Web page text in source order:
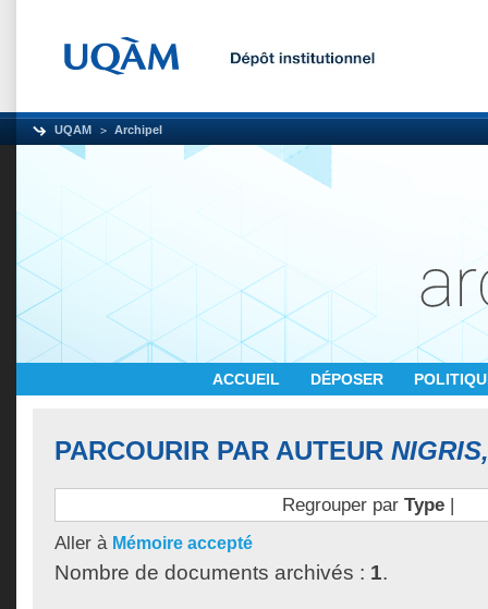
UQAM Archipel
ACCUEIL DÉPOSER
PARCOURIR PAR AUTEUR
Regrouper par Type|
Aller à Mémoire accepté
Nombre de documents archivés : 1.